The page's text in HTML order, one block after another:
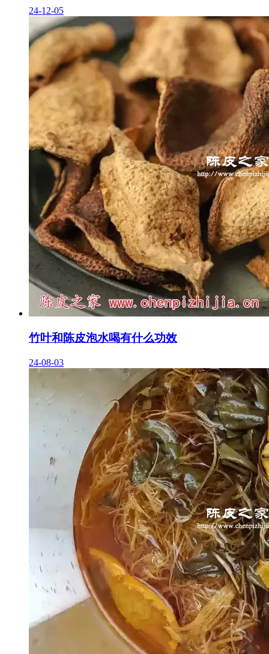
24-12-05
竹叶和陈皮泡水喝有什么功效
24-08-03